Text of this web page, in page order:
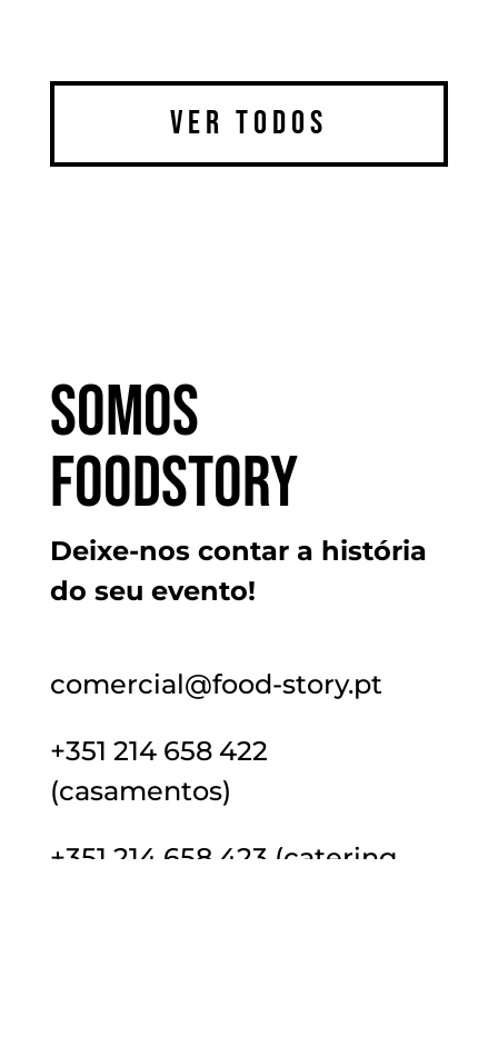
Ver todos
somos
Foodstory
Deixe-nos contar a história
do seu evento!
comercial@food-story.pt
+351 214 658 422
(casamentos)
+351 214 658 423 (catering